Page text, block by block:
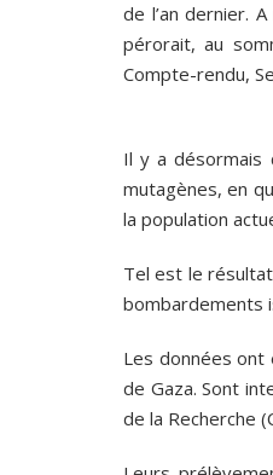
de l’an dernier.
pérorait, au
Compte-rendu,
Il y a désormais
mutagènes, en
la population
Tel est le
bombardements
Les données ont
de Gaza. Sont
de la Recherche